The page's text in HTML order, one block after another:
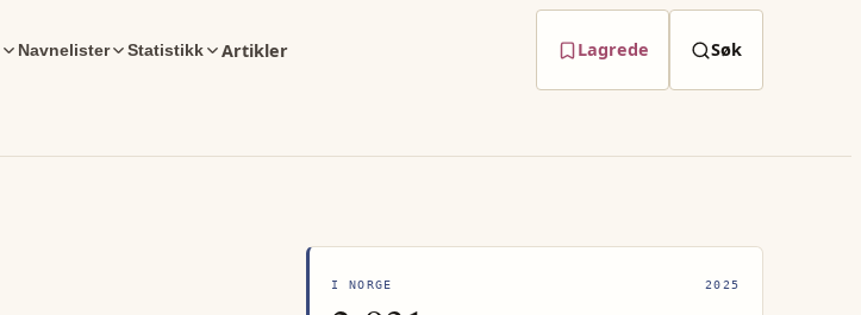
Navnelister Statistikk Artikler Lagrede Søk
I NORGE 2025